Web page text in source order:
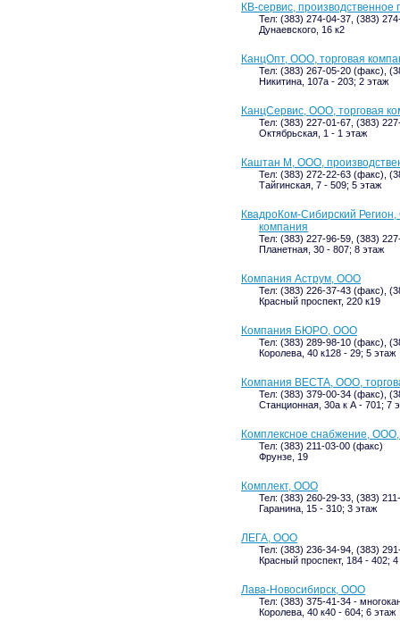
КВ-сервис, производственное
Тел: (383) 274-04-37, (383)
Дунаевского, 16 к2
КанцОпт, ООО, торговая
Тел: (383) 267-05-20 (факс),
Никитина, 107а - 203; 2 этаж
КанцСервис, ООО, торговая
Тел: (383) 227-01-67, (383)
Октябрьская, 1 - 1 этаж
Каштан М, ООО,
Тел: (383) 272-22-63 (факс),
Тайгинская, 7 - 509; 5 этаж
КвадроКом-Сибирский
компания
Тел: (383) 227-96-59, (383)
Планетная, 30 - 807; 8 этаж
Компания Аструм, ООО
Тел: (383) 226-37-43 (факс),
Красный проспект, 220 к19
Компания БЮРО, ООО
Тел: (383) 289-98-10 (факс),
Королева, 40 к128 - 29; 5 этаж
Компания ВЕСТА, ООО,
Тел: (383) 379-00-34 (факс),
Станционная, 30а к А - 701; 7
Комплексное снабжение,
Тел: (383) 211-03-00 (факс)
Фрунзе, 19
Комплект, ООО
Тел: (383) 260-29-33, (383)
Гаранина, 15 - 310; 3 этаж
ЛЕГА, ООО
Тел: (383) 236-34-94, (383)
Красный проспект, 184 - 402;
Лава-Новосибирск, ООО
Тел: (383) 375-41-34 -
Королева, 40 к40 - 604; 6 этаж